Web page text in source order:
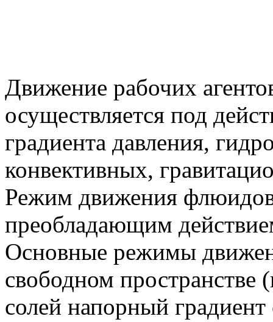
Движение рабочих
осуществляется под
градиента давления,
конвективных,
Режим движения флюидов
преобладающим
Основные режимы
свободном пространстве
солей напорный градиент